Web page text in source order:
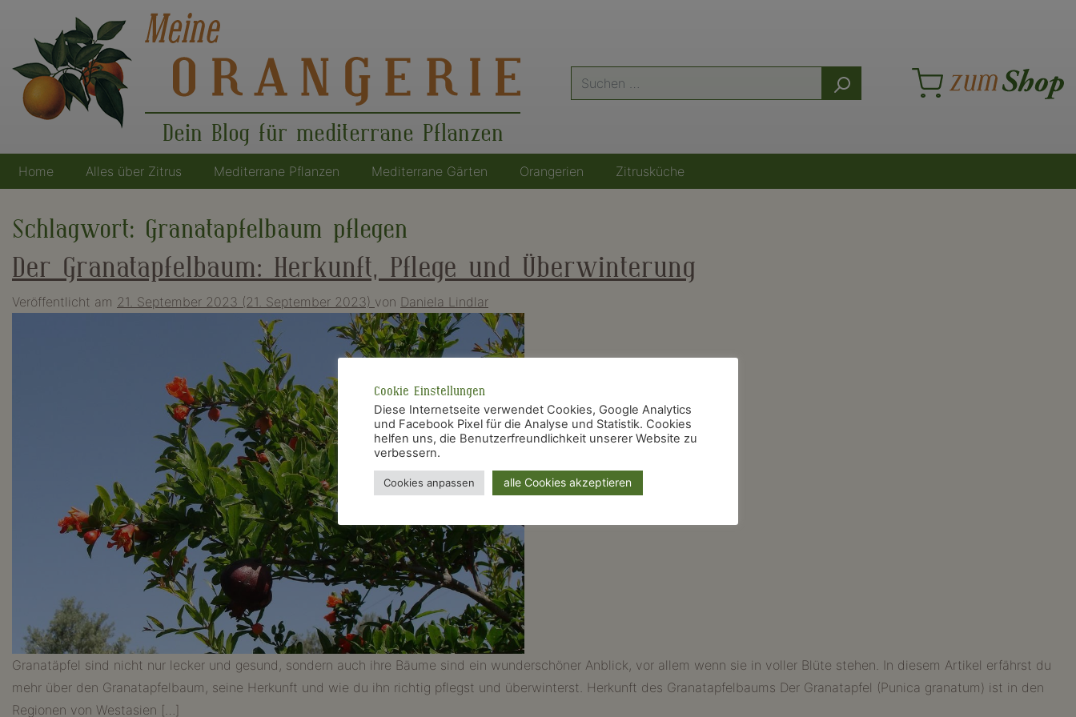
Dein Blog für mediterrane Pflanzen
Suche
nach:
Hauptnavigation
Home Alles über Zitrus Mediterrane Pflanzen Mediterrane Gärten Orangerien Zitrusküche
Schlagwort: Granatapfelbaum pflegen
Der Granatapfelbaum: Herkunft, Pflege und Überwinterung
Veröffentlicht am 21. September 2023 (21. September 2023) von Daniela Lindlar
Granatäpfel sind nicht nur lecker und gesund, sondern auch ihre Bäume sind ein wunderschöner Anblick, vor allem wenn sie in voller Blüte stehen. In diesem Artikel erfährst du
mehr über den Granatapfelbaum, seine Herkunft und wie du ihn richtig pflegst und überwinterst. Herkunft des Granatapfelbaums Der Granatapfel (Punica granatum) ist in den
Regionen von Westasien […]
Cookie Einstellungen
Diese Internetseite verwendet Cookies, Google Analytics
und Facebook Pixel für die Analyse und Statistik. Cookies
helfen uns, die Benutzerfreundlichkeit unserer Website zu
verbessern.
Cookies anpassen alle Cookies akzeptieren